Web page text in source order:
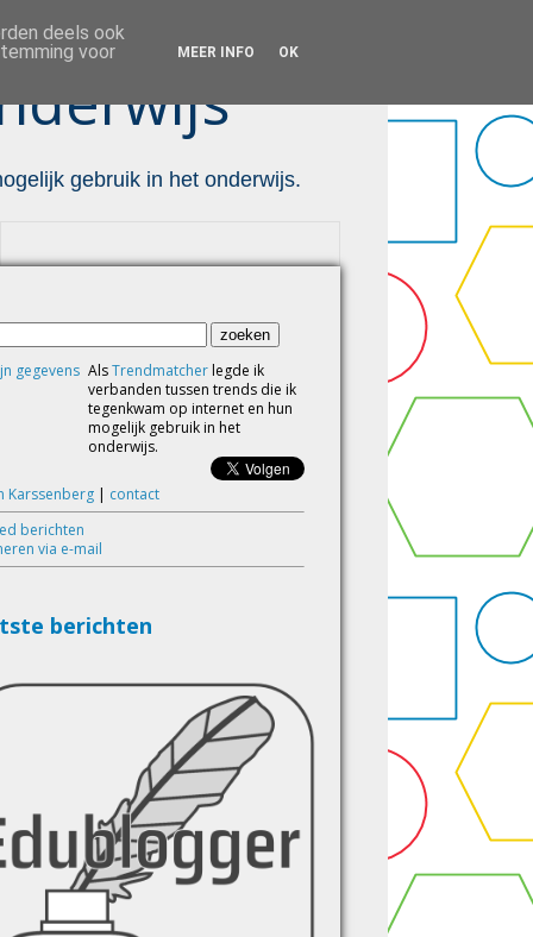
™
gebruik in het onderwijs.
AlsTrendmatcher legde ik
verbanden tussen trends die ik
tegenkwam op internet en hun
mogelijk gebruik in het
onderwijs.
Karssenberg | contact
berichten
via e-mail
berichten
deels ook
voor
MEER INFO OK